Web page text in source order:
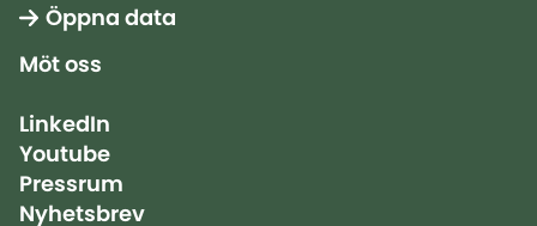
Öppna data
Möt oss
LinkedIn
Youtube
Pressrum
Nyhetsbrev